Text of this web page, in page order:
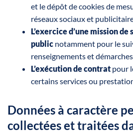
et le dépôt de cookies de
réseaux sociaux et
L’exercice d’une mission de
public notamment pour le
renseignements et
L’exécution de contrat pour
certains services ou
Données à caractère
collectées et traitées